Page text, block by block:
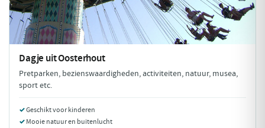
Dagje uitOosterhout
Pretparken, bezienswaardigheden, activiteiten, natuur, musea,
sport etc.
Geschikt voor kinderen
Mooie natuur en buitenlucht